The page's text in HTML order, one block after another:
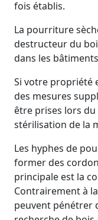
fois établis.
La pourriture
destructeur du
dans les
Si votre propriété
des mesures
être prises lors
stérilisation de la
Les hyphes de
former des
principale est la
Contrairement à
peuvent pénétrer